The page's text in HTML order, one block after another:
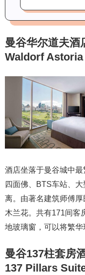
曼谷华尔道夫酒
Waldorf
酒店坐落于曼谷城中
四面佛、BTS车站、
离。由著名建筑师傅
木兰花。共有171间客
地玻璃窗，可以将繁华
曼谷137柱套房
137 Pillars